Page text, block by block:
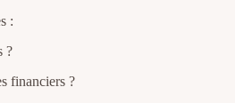
:
?
financiers ?